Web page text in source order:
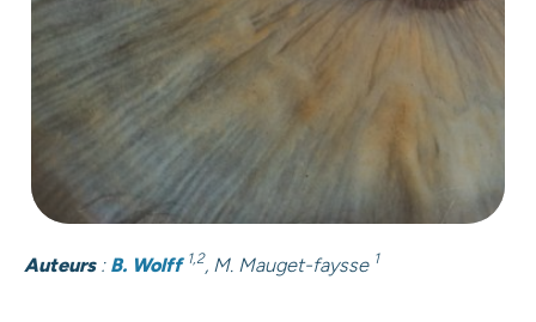
Auteurs : B. Wolff 1,2, M. Mauget-faysse 1